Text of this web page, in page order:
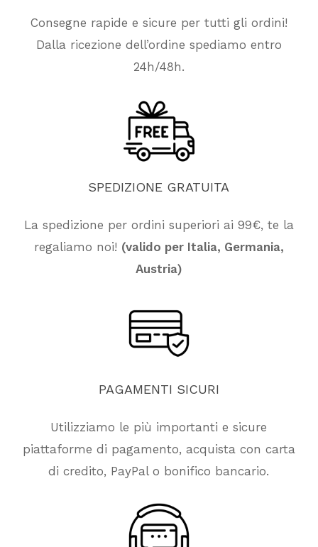
Nessun prodotto nel carrello.
Consegne rapide e sicure per tutti gli ordini!
Dalla ricezione dell’ordine spediamo entro
24h/48h.
SPEDIZIONE GRATUITA
La spedizione per ordini superiori ai 99€, te la
regaliamo noi! (valido per Italia, Germania,
Austria)
PAGAMENTI SICURI
Utilizziamo le più importanti e sicure
piattaforme di pagamento, acquista con carta
di credito, PayPal o bonifico bancario.